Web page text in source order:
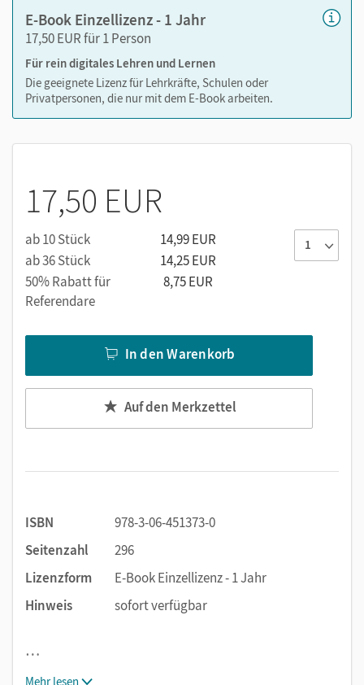
E-Book Einzellizenz - 1 Jahr
17,50 EUR für 1 Person
Für rein digitales Lehren und Lernen
Die geeignete Lizenz für Lehrkräfte, Schulen oder
Privatpersonen, die nur mit dem E-Book arbeiten.
17,50 EUR
ab 10 Stück
14,99 EUR
ab 36 Stück
14,25 EUR
50% Rabatt für
Referendare
8,75 EUR
In den Warenkorb
Auf den Merkzettel
ISBN
978-3-06-451373-0
Seitenzahl
296
Lizenzform
E-Book Einzellizenz - 1 Jahr
Hinweis
sofort verfügbar
…
Mehr lesen